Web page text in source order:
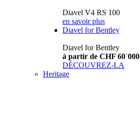
Diavel V4 RS 100
en savoir plus
Diavel for Bentley
Diavel for Bentley
à partir de CHF 60´000
DÉCOUVREZ-LA
Heritage